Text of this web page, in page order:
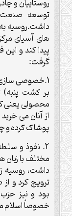
روستاییان و
توسعه صنعت
داشت.روسیه به
های آسیای
پیدا کند و
گرفت:
1.خصوصی
بر کشت
محصولی یعنی
از آنان می
پوشاک کرده و
2. نفوذ و
مختلف با
داشت، روسیه
ترویج کرد و
بود و نیز
خصوصاً اسلام